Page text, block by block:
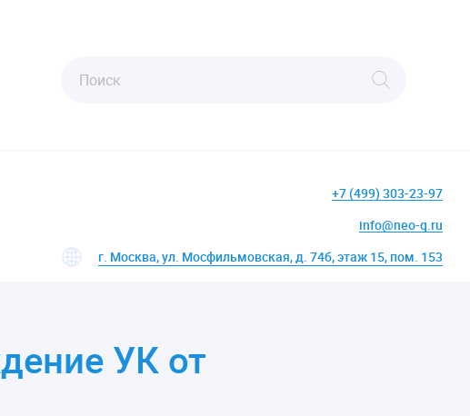
+7 (499) 303-23-97
info@neo-q.ru
г. Москва, ул. Мосфильмовская, д. 74б, этаж 15, пом. 153
УК от